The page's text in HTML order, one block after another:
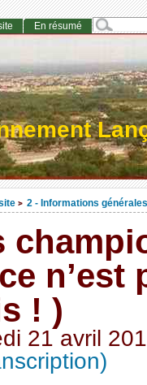
> 2 - Informations générales
n’est
! )
21 avril
En résumé